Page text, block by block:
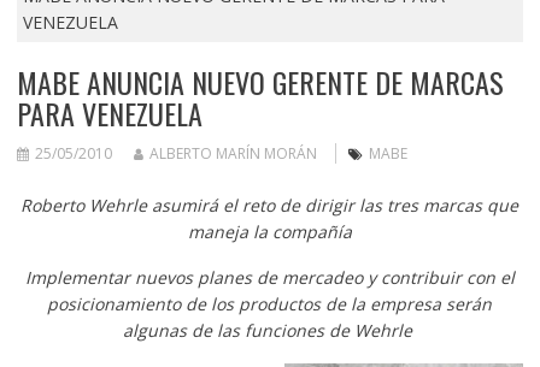
VENEZUELA
MABE ANUNCIA NUEVO GERENTE DE MARCAS
PARA VENEZUELA
25/05/2010 ALBERTO MARÍN MORÁN MABE
Roberto Wehrle asumirá el reto de dirigir las tres marcas que
maneja la compañía
Implementar nuevos planes de mercadeo y contribuir con el
posicionamiento de los productos de la empresa serán
algunas de las funciones de Wehrle